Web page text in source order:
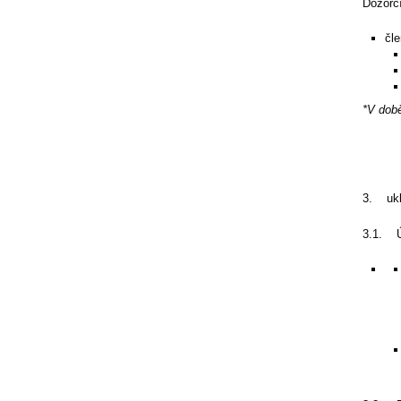
*V
3.
3.1.